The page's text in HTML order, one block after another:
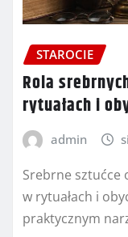
STAROCIE
Rola
rytuałach i
admin
Srebrne sztućce
w rytuałach i
praktycznym